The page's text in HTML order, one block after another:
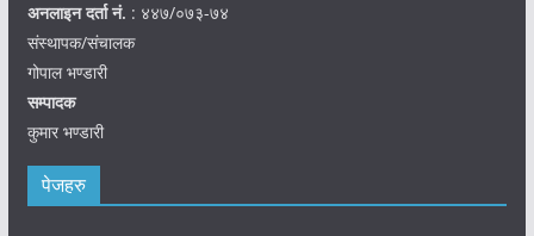
अनलाइन दर्ता नं. : ४४७/०७३-७४
संस्थापक/संचालक
गोपाल भण्डारी
सम्पादक
कुमार भण्डारी
पेजहरु